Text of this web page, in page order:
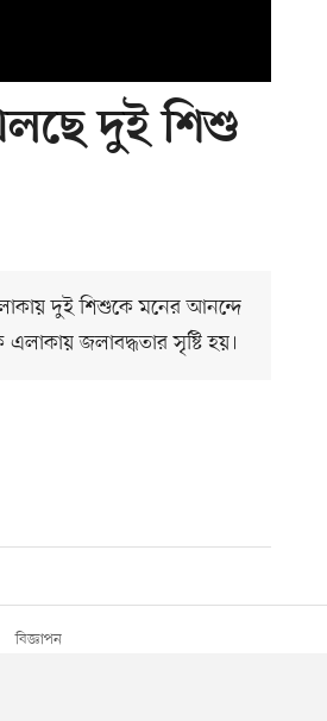
দুই শিশু
দুই শিশুকে মনের আনন্দে
জলাবদ্ধতার সৃষ্টি হয়।